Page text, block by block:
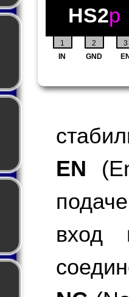
1 2 3
IN GND
HS2p
EN
вход